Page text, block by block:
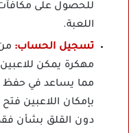
للحصول على
اللعبة.
تسجيل الحساب:
مهكرة يمكن
مما يساعد في حفظ
بإمكان اللاعبين
دون القلق بشأن